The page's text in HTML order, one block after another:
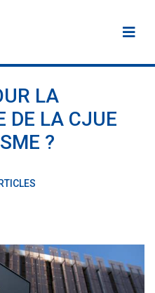
LA
DE LA CJUE
?